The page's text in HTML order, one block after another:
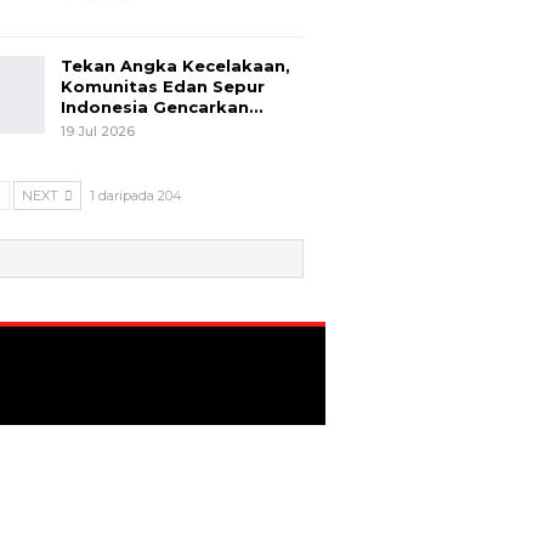
Tekan Angka Kecelakaan,
Komunitas Edan Sepur
Indonesia Gencarkan…
19 Jul 2026
NEXT 1 daripada 204